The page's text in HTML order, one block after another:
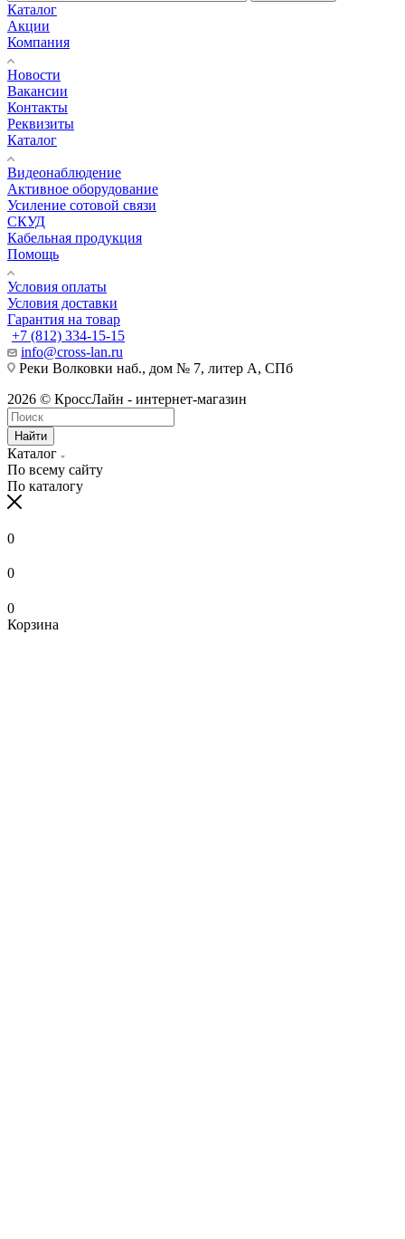
Каталог
Акции
Компания
Новости
Вакансии
Контакты
Реквизиты
Каталог
Видеонаблюдение
Активное оборудование
Усиление сотовой связи
СКУД
Кабельная продукция
Помощь
Условия оплаты
Условия доставки
Гарантия на товар
+7 (812) 334-15-15
info@cross-lan.ru
Реки Волковки наб., дом № 7, литер А, СПб
2026 © КроссЛайн - интернет-магазин
Найти
Каталог
По всему сайту
По каталогу
0
0
0
Корзина